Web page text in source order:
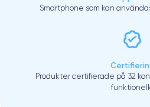
Smartphone som kan
Produkter certifierade på 32